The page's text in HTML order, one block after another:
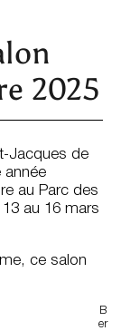
2025
Jacques de
année
au Parc des
au 16 mars
ce salon
B
er